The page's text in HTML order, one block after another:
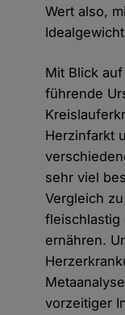
Wert also,
Mit Blick
führende
Herzinfarkt
sehr viel
Vergleich
fleischlastig
ernähren.
vorzeitiger